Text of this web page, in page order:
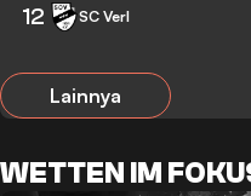
12 SC Verl
Lainnya
WETTEN IM